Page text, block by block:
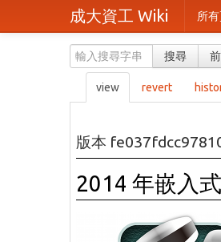
成大資工 Wiki 所
搜尋
view revert
版本
2014 年嵌入